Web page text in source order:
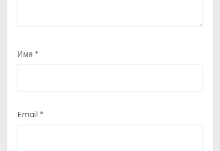
я
Имя *
Email *